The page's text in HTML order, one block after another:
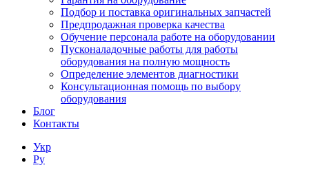
Подбор и поставка оригинальных запчастей
Предпродажная проверка качества
Обучение персонала работе на оборудовании
Пусконаладочные работы для работы
оборудования на полную мощность
Определение элементов диагностики
Консультационная помощь по выбору
оборудования
Блог
Контакты
Укр
Ру